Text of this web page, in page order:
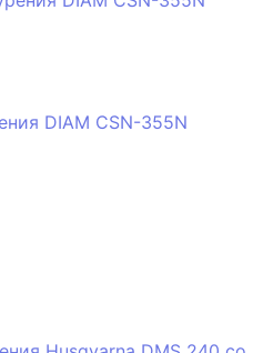
DIAM CSN-355N